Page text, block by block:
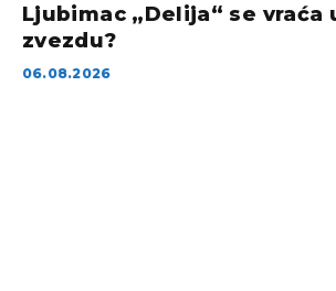
Ljubimac „Delija“ se vraća
zvezdu?
06.08.2026